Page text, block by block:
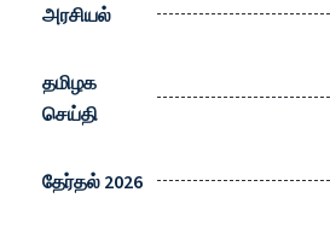
அரசியல்
தமிழக
செய்தி
தேர்தல் 2026